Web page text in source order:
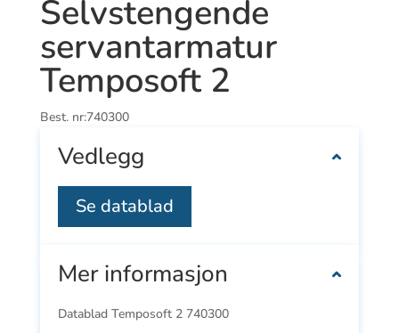
Selvstengende
servantarmatur
Temposoft 2
Best. nr:740300
Vedlegg
Se datablad
Mer informasjon
Datablad Temposoft 2 740300